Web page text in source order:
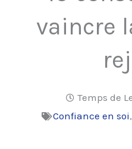
vaincre
Temps de
Confiance en soi,